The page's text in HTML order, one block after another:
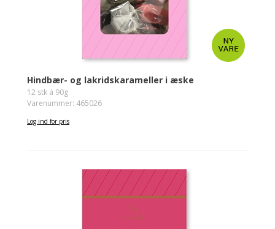
Hindbær- og lakridskarameller i æske
12 stk á 90g
Varenummer: 465026
Log ind for pris